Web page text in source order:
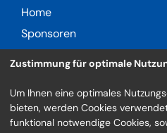
Home
Sponsoren
Kontaktformular
SOCIAL
Zustimmung für optimale
Um Ihnen eine optimales
bieten, werden Cookies
funktional notwendige Cookies,